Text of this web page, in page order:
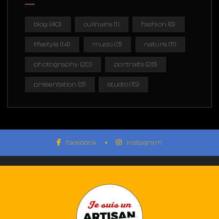
blog (40) culinaire (1) fashion (6)
lifestyle (14) music(3) nature (11)
photography (20) portraits(28)
présentation (3) studio(15)
facebook instagram